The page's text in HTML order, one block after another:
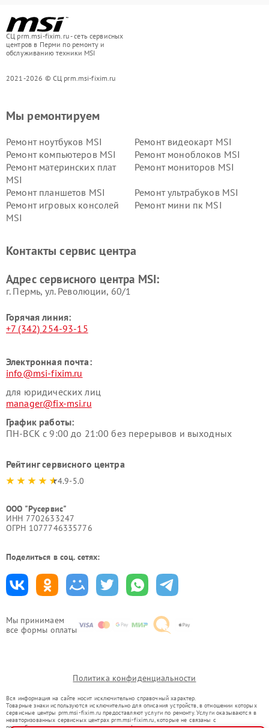
СЦ prm.msi-fixim.ru - сеть сервисных
центров в Перми по ремонту и
обслуживанию техники MSI
2021-2026 © СЦ prm.msi-fixim.ru
Мы принимаем
все формы оплаты
Мы ремонтируем
Ремонт ноутбуков MSI
Ремонт видеокарт MSI
Ремонт компьютеров MSI
Ремонт моноблоков MSI
Ремонт материнских плат
MSI
Ремонт мониторов MSI
Ремонт планшетов MSI
Ремонт ультрабуков MSI
Ремонт игровых консолей
MSI
Ремонт мини пк MSI
Контакты сервис центра
Адрес сервисного центра MSI:
г. Пермь, ул. ​Революции, 60/1
Горячая линия:
+7 (342) 254-93-15
Электронная почта:
info@msi-fixim.ru
для юридических лиц
manager@fix-msi.ru
График работы:
ПН-ВСК с 9:00 до 21:00 без перерывов и выходных
Рейтинг сервисного центра
4.9-5.0
ООО "Русервис"
ИНН 7702633247
ОГРН 1077746335776
Поделиться в соц. сетях:
Политика конфиденциальности
Вся информация на сайте носит исключительно справочный характер.
Товарные знаки используются исключительно для описания устройств, в отношении которых
сервисные центры prm.msi-fixim.ru предоставляют услуги по ремонту. Услуги оказываются в
неавторизованных сервисных центрах prm.msi-fixim.ru, которые не связаны с